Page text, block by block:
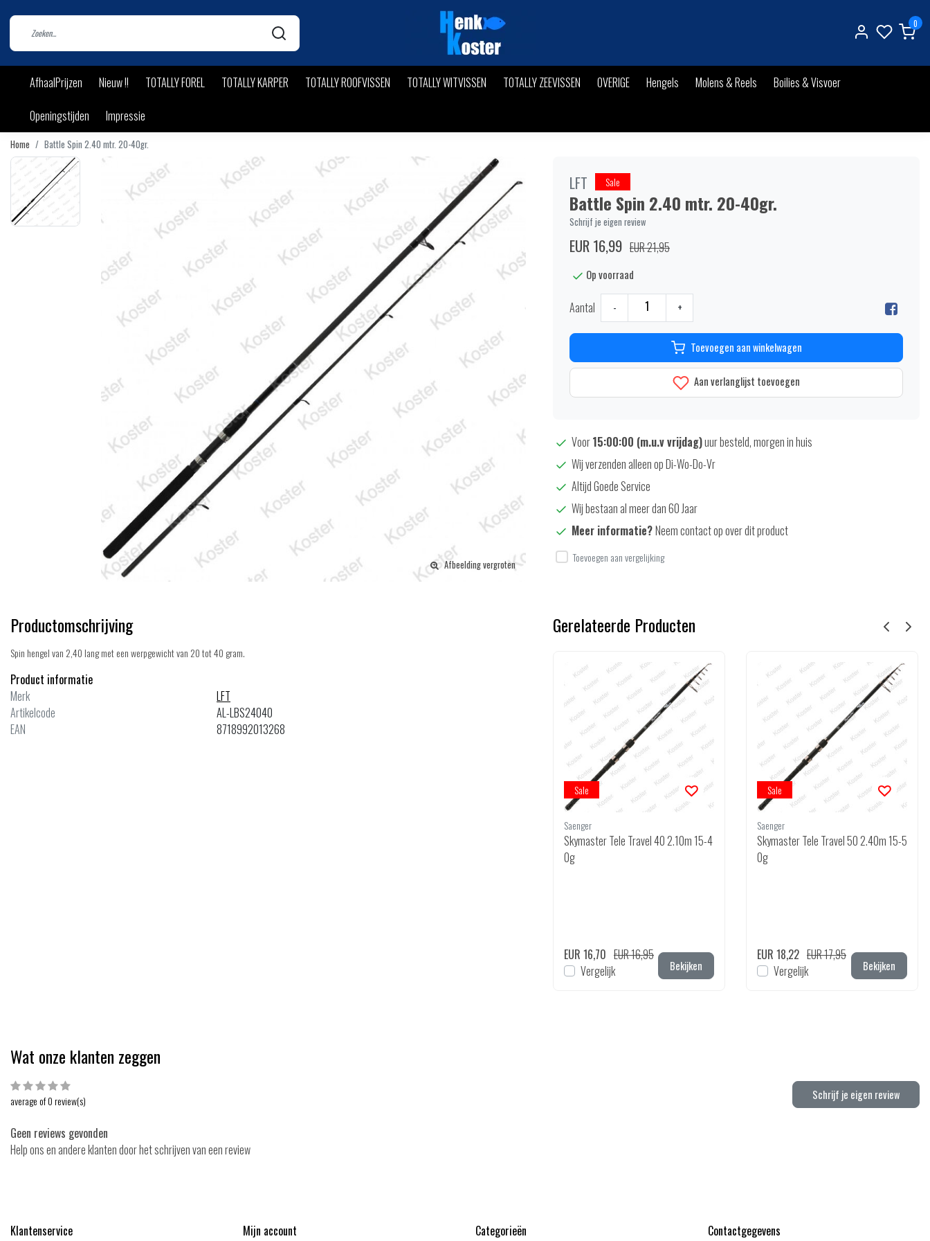
0
AfhaalPrijzen Nieuw !! TOTALLY FOREL TOTALLY KARPER TOTALLY ROOFVISSEN TOTALLY WITVISSEN TOTALLY ZEEVISSEN OVERIGE Hengels Molens & Reels
Boilies & Visvoer
Openingstijden
Impressie
Home Battle Spin 2.40 mtr. 20-40gr.
Afbeelding vergroten
LFT Sale
Battle Spin 2.40 mtr. 20-40gr.
Schrijf je eigen review
EUR 16,99 EUR 21,95
Op voorraad
Aantal - +
Toevoegen aan winkelwagen
Aan verlanglijst toevoegen
Voor15:00:00 (m.u.v vrijdag)uur besteld, morgen in huis
Wij verzenden alleen op Di-Wo-Do-Vr
Altijd Goede Service
Wij bestaan al meer dan 60 Jaar
Meer informatie?Neem contact op over dit product
Toevoegen aan vergelijking
Productomschrijving
Spin hengel van 2,40 lang met een werpgewicht van 20 tot 40 gram.
Product informatie
Merk
LFT
Artikelcode
AL-LBS24040
EAN
8718992013268
Gerelateerde Producten
Sale
Saenger
Skymaster Tele Travel 40 2.10m 15-4
0g
EUR 16,70 EUR 16,95
Vergelijk
Bekijken
Sale
Saenger
Skymaster Tele Travel 50 2.40m 15-5
0g
EUR 18,22 EUR 17,95
Vergelijk
Bekijken
Wat onze klanten zeggen
average of 0 review(s) Schrijf je eigen review
Geen reviews gevonden
Help ons en andere klanten door het schrijven van een review
Klantenservice Mijn account Categorieën Contactgegevens